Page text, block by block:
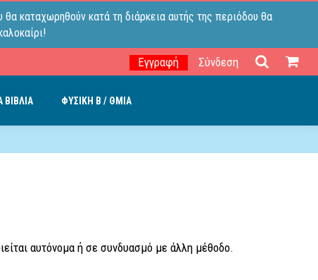
καταχωρηθούν κατά τη διάρκεια αυτής της περιόδου θα
Εγγραφή Σύνδεση
ΦΥΣΙΚΗ B / ΘΜΙΑ
αυτόνομα ή σε συνδυασμό με άλλη μέθοδο.